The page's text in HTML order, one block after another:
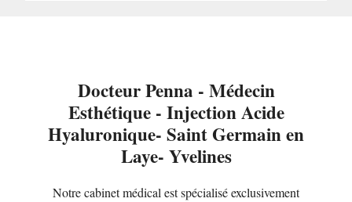
Docteur Penna - Médecin
Esthétique - Injection Acide
Hyaluronique- Saint Germain en
Laye- Yvelines
Notre cabinet médical est spécialisé exclusivement